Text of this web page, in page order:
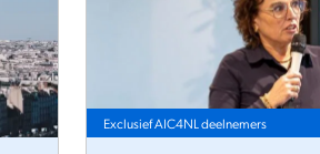
Exclusief AIC4NL deelnemers